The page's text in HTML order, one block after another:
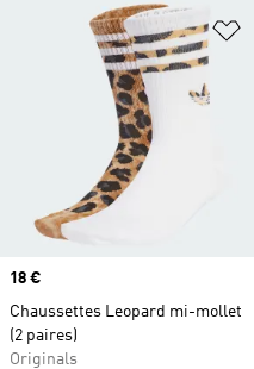
Prix
18 €
Chaussettes Leopard mi-mollet
(2 paires)
Originals